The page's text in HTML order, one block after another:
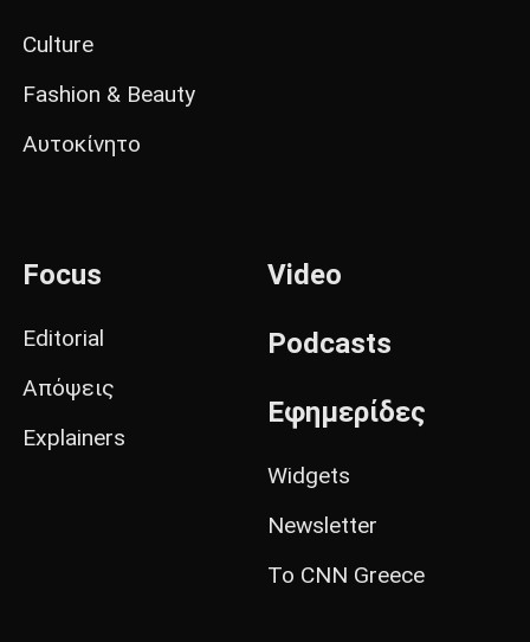
Culture
Fashion & Beauty
Αυτοκίνητο
Focus
Editorial
Απόψεις
Explainers
Video
Podcasts
Εφημερίδες
Widgets
Newsletter
Το CNN Greece